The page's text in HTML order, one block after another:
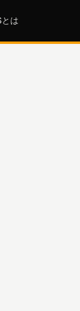
とは